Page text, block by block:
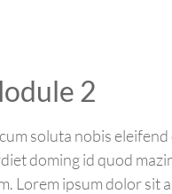
2
soluta nobis
doming id quod
Lorem ipsum dolor sit